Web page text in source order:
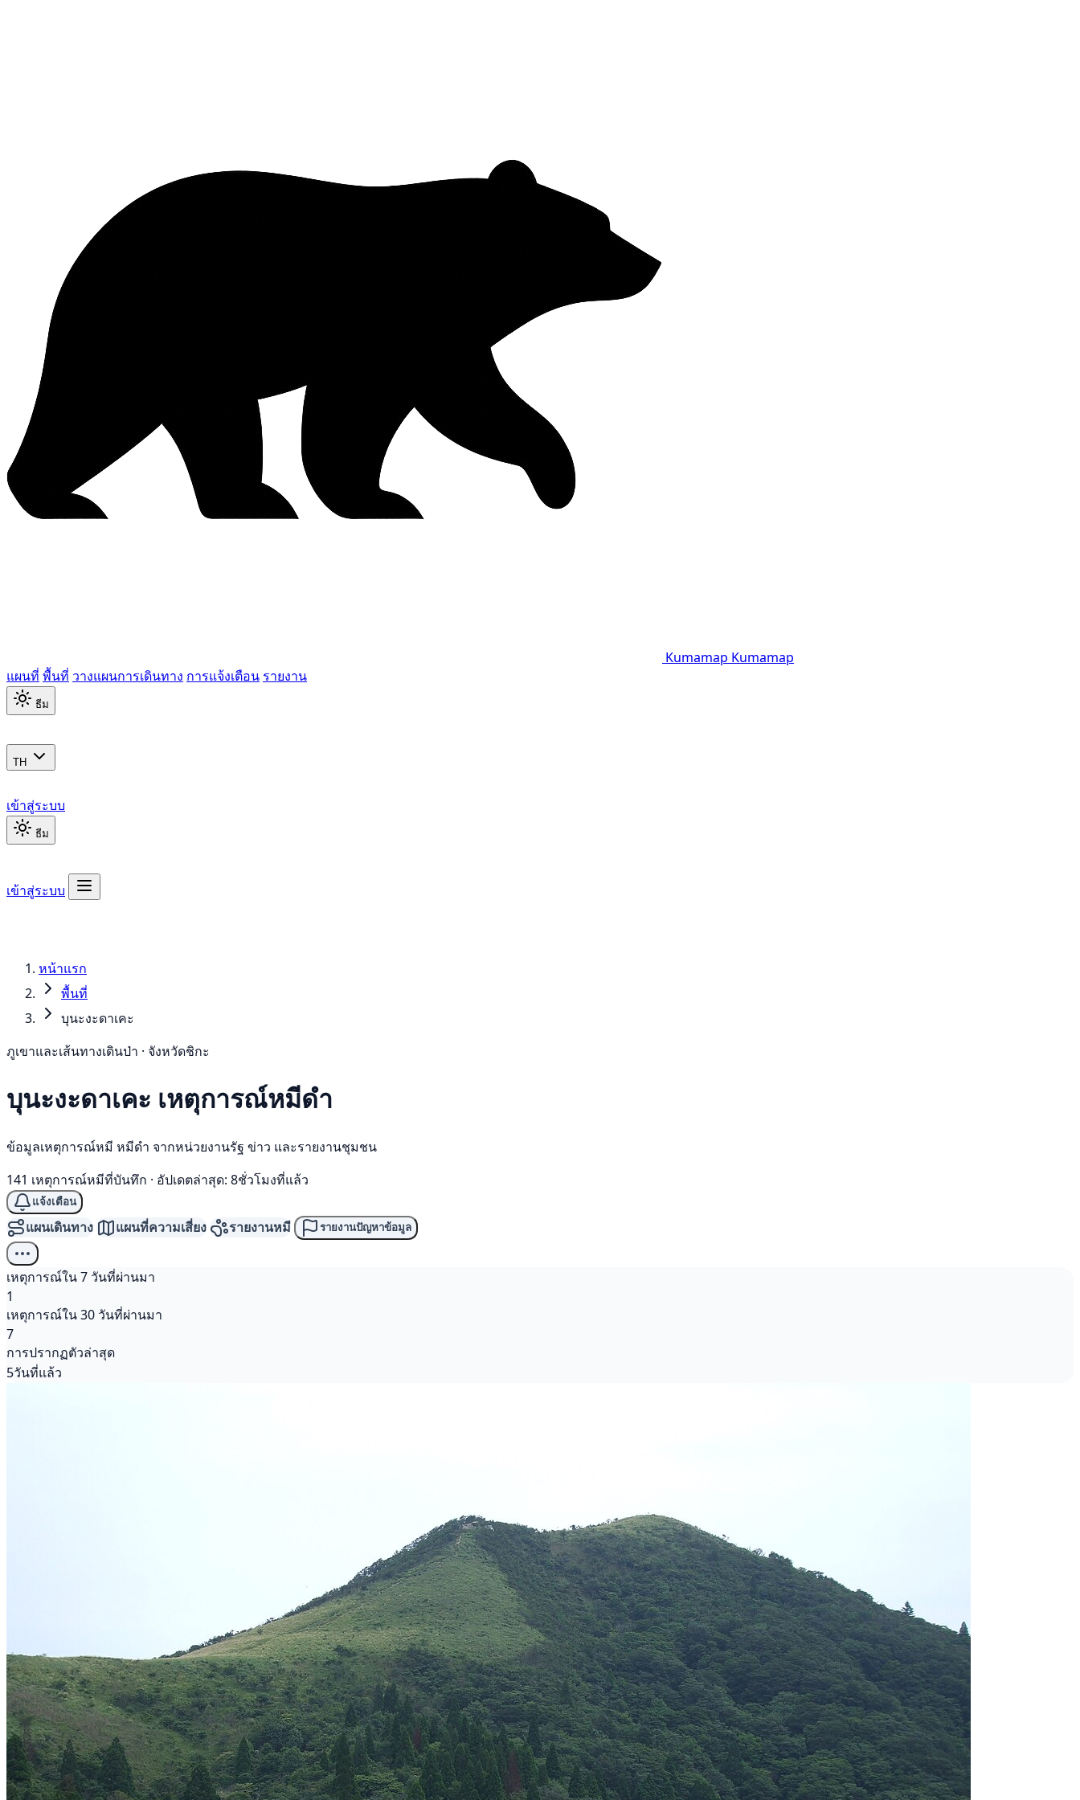
Kumamap Kumamap
แผนที่ พื้นที่ วางแผนการเดินทาง การแจ้งเตือน รายงาน
ธีม
TH
เข้าสู่ระบบ
ธีม
เข้าสู่ระบบ
หน้าแรก
พื้นที่
บุนะงะดาเคะ
ภูเขาและเส้นทางเดินป่า · จังหวัดชิกะ
บุนะงะดาเคะ เหตุการณ์หมีดำ
ข้อมูลเหตุการณ์หมี หมีดำ จากหน่วยงานรัฐ ข่าว และรายงานชุมชน
141 เหตุการณ์หมีที่บันทึก · อัปเดตล่าสุด: 8ชั่วโมงที่แล้ว
แจ้งเตือน
แผนเดินทาง แผนที่ความเสี่ยง รายงานหมี รายงานปัญหาข้อมูล
เหตุการณ์ใน 7 วันที่ผ่านมา
1
เหตุการณ์ใน 30 วันที่ผ่านมา
7
การปรากฏตัวล่าสุด
5วันที่แล้ว